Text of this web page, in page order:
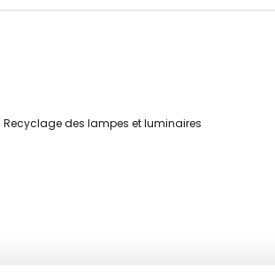
Recyclage des lampes et luminaires